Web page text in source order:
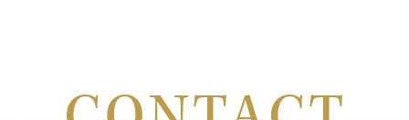
2026年2月